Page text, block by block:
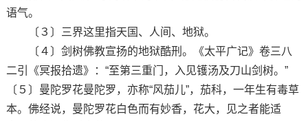
语气。
〔３〕三界这里指天国、人间、地狱。
〔４〕剑树佛教宣扬的地狱酷刑。《太平广记》卷三八
二引《冥报拾遗》：“至第三重门，入见镬汤及刀山剑树。”
〔５〕曼陀罗花曼陀罗，亦称“风茄儿”，茄科，一年生有毒草
本。佛经说，曼陀罗花白色而有妙香，花大，见之者能适